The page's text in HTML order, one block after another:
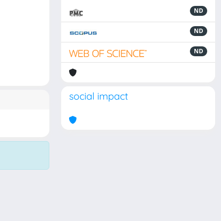
ND
ND
ND
social impact